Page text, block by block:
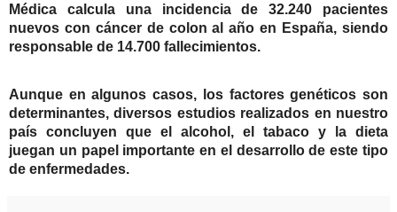
Médica calcula una incidencia de 32.240 pacientes
nuevos con cáncer de colon al año en España, siendo
responsable de 14.700 fallecimientos.
Aunque en algunos casos, los factores genéticos son
determinantes, diversos estudios realizados en nuestro
país concluyen que el alcohol, el tabaco y la dieta
juegan un papel importante en el desarrollo de este tipo
de enfermedades.